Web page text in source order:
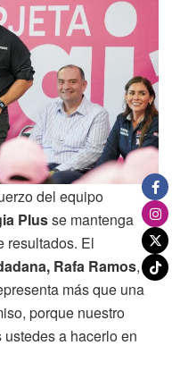
del equipo
Plusse mantenga
resultados. El
Rafa Ramos,
más que una
porque nuestro
a hacerlo en